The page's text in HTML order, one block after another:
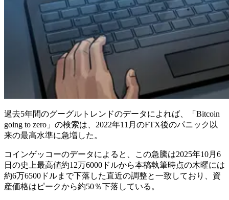
過去5年間のグーグルトレンドのデータによれば、「Bitcoin
going to zero」の検索は、2022年11月のFTX後のパニック以
来の最高水準に急増した。
コインゲッコーのデータによると、この急騰は2025年10月6
日の史上最高値約12万6000ドルから本稿執筆時点の木曜には
約6万6500ドルまで下落した直近の調整と一致しており、資
産価格はピークから約50％下落している。